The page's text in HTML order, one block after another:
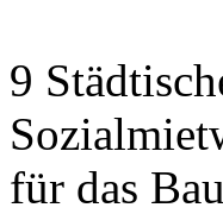
9
für das